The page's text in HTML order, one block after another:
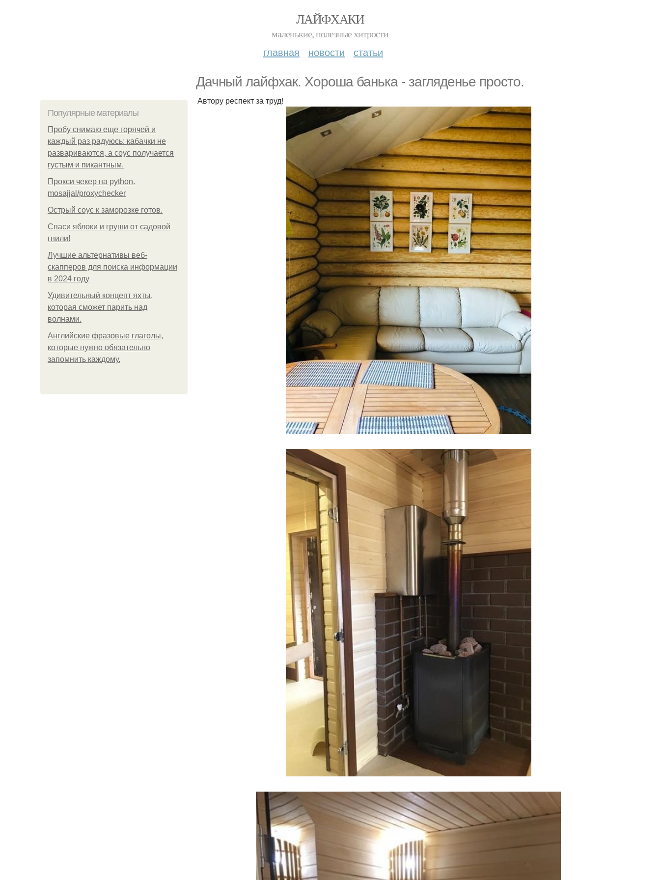
ЛАЙФХАКИ
маленькие, полезные хитрости
главная новости статьи
Дачный лайфхак. Хороша банька - загляденье просто.
Популярные материалы
Пробу снимаю еще горячей и
каждый раз радуюсь: кабачки не
развариваются, а соус получается
густым и пикантным.
Прокси чекер на python.
mosajjal/proxychecker
Острый соус к заморозке готов.
Спаси яблоки и груши от садовой
гнили!
Лучшие альтернативы веб-
скапперов для поиска информации
в 2024 году
Удивительный концепт яхты,
которая сможет парить над
волнами.
Английские фразовые глаголы,
которые нужно обязательно
запомнить каждому.
Автору респект за труд!